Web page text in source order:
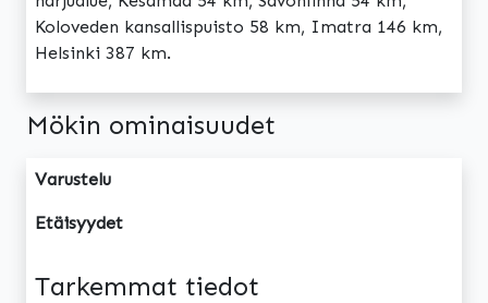
Koloveden kansallispuisto 58 km, Imatra 146 km,
Helsinki 387 km.
Mökin ominaisuudet
Varustelu
Etäisyydet
Tarkemmat tiedot